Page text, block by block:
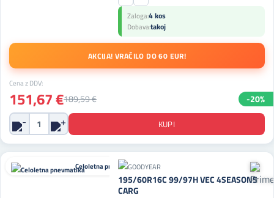
Zaloga:4 kos
Dobava:takoj
AKCIJA! VRAČILO DO 60 EUR!
Cena z DDV:
151,67 €189,59 € -20%
Celoletna pnevmatika
195/60R16C 99/97H VEC 4SEASONS
CARG